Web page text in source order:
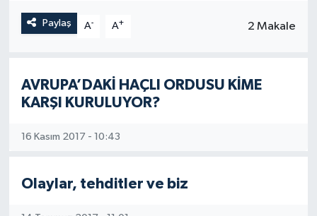
Paylaş A- A+ 2 Makale
AVRUPA’DAKİ HAÇLI ORDUSU KİME
KARŞI KURULUYOR?
16 Kasım 2017 - 10:43
Olaylar, tehditler ve biz
Haber Arşivi